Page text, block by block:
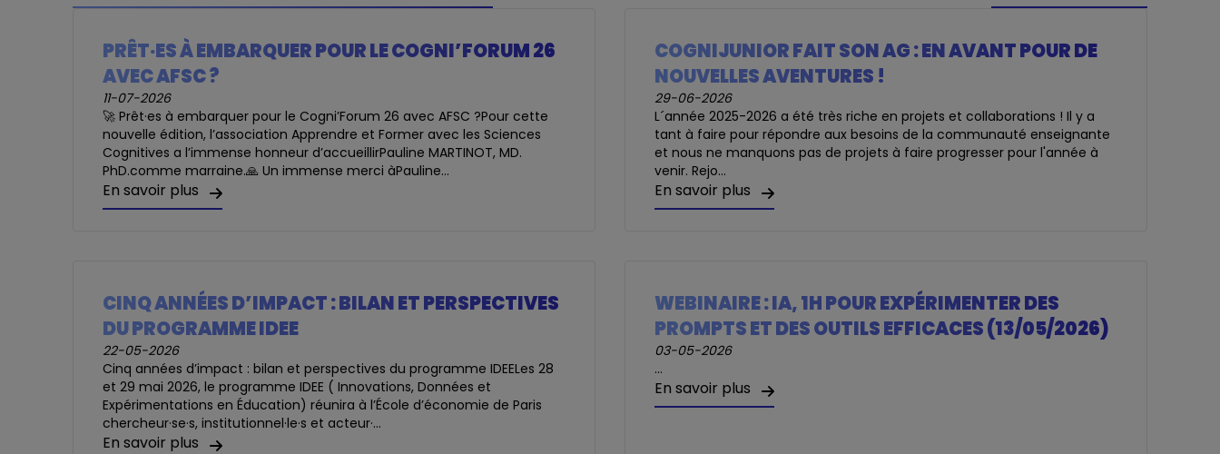
PRÊT·ES À EMBARQUER POUR LE COGNI’FORUM 26
AVEC AFSC ?
11-07-2026
🚀 Prêt·es à embarquer pour le Cogni’Forum 26 avec AFSC ?Pour cette
nouvelle édition, l’association Apprendre et Former avec les Sciences
Cognitives a l’immense honneur d’accueillirPauline MARTINOT, MD.
PhD.comme marraine.🙏 Un immense merci àPauline...
En savoir plus
COGNIJUNIOR FAIT SON AG : EN AVANT POUR DE
NOUVELLES AVENTURES !
29-06-2026
L´année 2025-2026 a été très riche en projets et collaborations ! Il y a
tant à faire pour répondre aux besoins de la communauté enseignante
et nous ne manquons pas de projets à faire progresser pour l'année à
venir. Rejo...
En savoir plus
CINQ ANNÉES D’IMPACT : BILAN ET PERSPECTIVES
DU PROGRAMME IDEE
22-05-2026
Cinq années d’impact : bilan et perspectives du programme IDEELes 28
et 29 mai 2026, le programme IDEE ( Innovations, Données et
Expérimentations en Éducation) réunira à l’École d’économie de Paris
chercheur·se·s, institutionnel·le·s et acteur·...
En savoir plus
WEBINAIRE : IA, 1H POUR EXPÉRIMENTER DES
PROMPTS ET DES OUTILS EFFICACES (13/05/2026)
03-05-2026
...
En savoir plus